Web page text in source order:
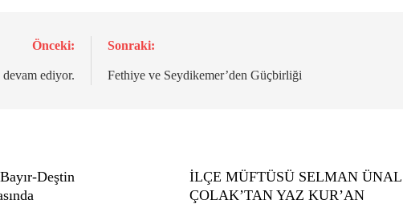
Önceki:
ediyor.
Sonraki:
Fethiye ve Seydikemer’den Güçbirliği
Deştin
İLÇE MÜFTÜSÜ SELMAN ÜNAL
ÇOLAK’TAN YAZ KUR’AN